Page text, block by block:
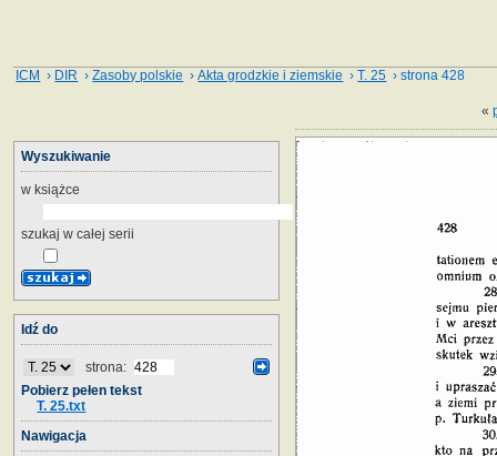
ICM › DIR ›Zasoby polskie ›Akta grodzkie i ziemskie ›T. 25 › strona 428
«
Wyszukiwanie
w książce
szukaj w całej serii
Idź do
strona:
Pobierz pełen tekst
T. 25.txt
Nawigacja